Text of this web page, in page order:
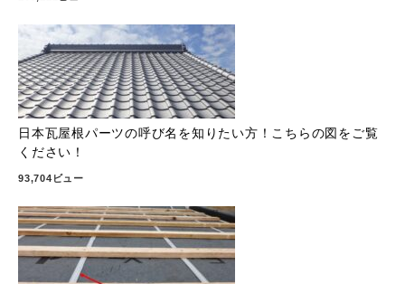
日本瓦屋根パーツの呼び名を知りたい方！こちらの図をご覧
ください！
93,704ビュー